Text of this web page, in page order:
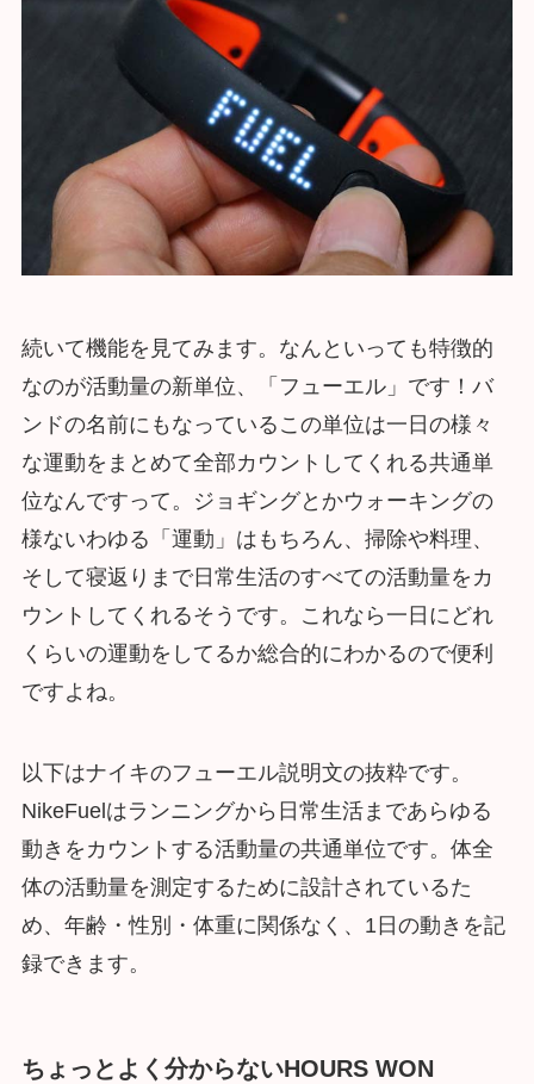
続いて機能を見てみます。なんといっても特徴的
なのが活動量の新単位、「フューエル」です！バ
ンドの名前にもなっているこの単位は一日の様々
な運動をまとめて全部カウントしてくれる共通単
位なんですって。ジョギングとかウォーキングの
様ないわゆる「運動」はもちろん、掃除や料理、
そして寝返りまで日常生活のすべての活動量をカ
ウントしてくれるそうです。これなら一日にどれ
くらいの運動をしてるか総合的にわかるので便利
ですよね。
以下はナイキのフューエル説明文の抜粋です。
NikeFuelはランニングから日常生活まであらゆる
動きをカウントする活動量の共通単位です。体全
体の活動量を測定するために設計されているた
め、年齢・性別・体重に関係なく、1日の動きを記
録できます。
ちょっとよく分からないHOURS WON